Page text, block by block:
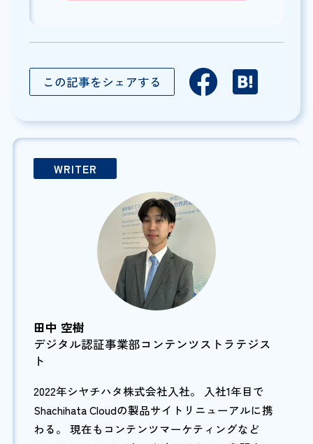
この記事をシェアする
WRITER
田中 空樹
デジタル認証事業部コンテンツストラテジス
ト
2022年シヤチハタ株式会社入社。 入社1年目で
Shachihata Cloudの製品サイトリニューアルに携
わる。 現在もコンテンツマーケティングなど